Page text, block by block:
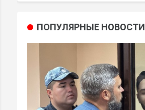
ПОПУЛЯРНЫЕ НОВОСТИ